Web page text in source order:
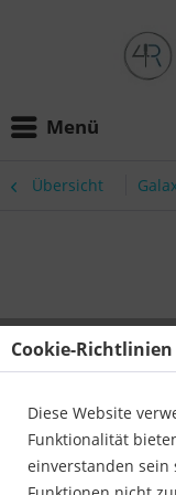
Menü
Übersicht
Cookie-Richtlinien
Diese Website
Funktionalität
einverstanden sein